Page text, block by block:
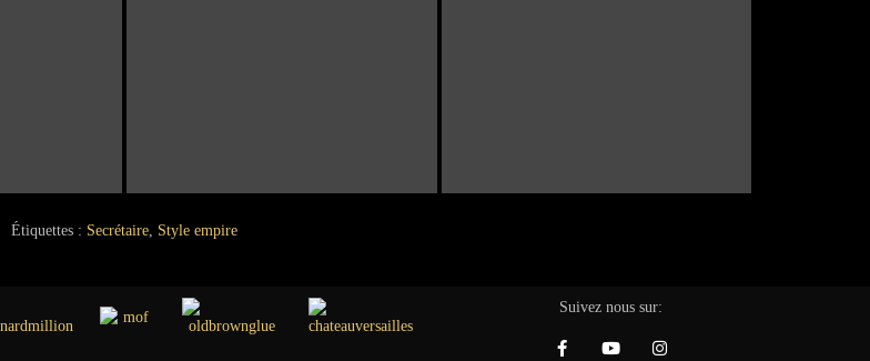
Étiquettes : Secrétaire, Style empire
Suivez nous sur: